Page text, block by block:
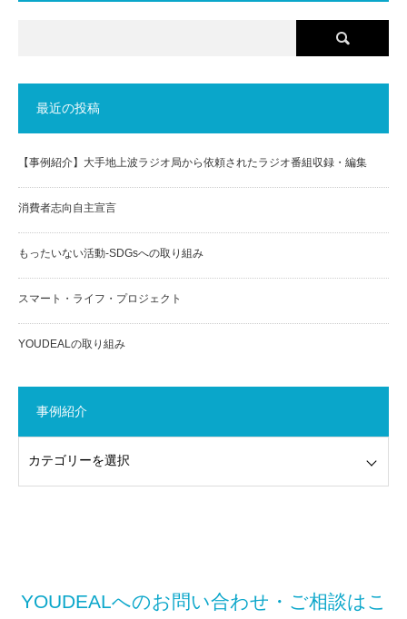
最近の投稿
【事例紹介】大手地上波ラジオ局から依頼されたラジオ番組収録・編集
消費者志向自主宣言
もったいない活動-SDGsへの取り組み
スマート・ライフ・プロジェクト
YOUDEALの取り組み
事例紹介
YOUDEALへのお問い合わせ・ご相談はこ